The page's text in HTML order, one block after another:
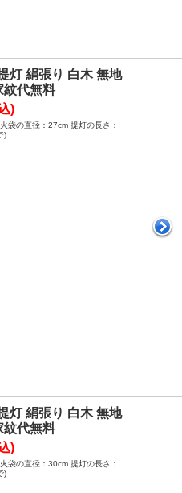
灯 絹張り 白木 無地
紋代無料
)
袋の直径：27cm 提灯の長さ：
)
灯 絹張り 白木 無地
紋代無料
)
袋の直径：30cm 提灯の長さ：
)